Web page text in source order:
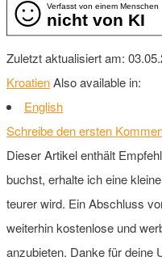
Verfasst von einem Menschen
nicht von KI
Zuletzt aktualisiert am:
KroatienAlso available in:
English
Schreibe den ersten
Dieser Artikel enthält
buchst, erhalte ich eine
teurer wird. Ein Abschluss
weiterhin kostenlose und
anzubieten. Danke für deine